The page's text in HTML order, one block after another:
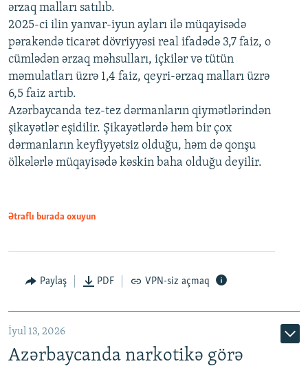
ərzaq malları satılıb.
2025-ci ilin yanvar-iyun ayları ilə müqayisədə
pərakəndə ticarət dövriyyəsi real ifadədə 3,7 faiz, o
cümlədən ərzaq məhsulları, içkilər və tütün
məmulatları üzrə 1,4 faiz, qeyri-ərzaq malları üzrə
6,5 faiz artıb.
Azərbaycanda tez-tez dərmanların qiymətlərindən
şikayətlər eşidilir. Şikayətlərdə həm bir çox
dərmanların keyfiyyətsiz olduğu, həm də qonşu
ölkələrlə müqayisədə kəskin baha olduğu deyilir.
Ətraflı burada oxuyun
Paylaş PDF VPN-siz açmaq
İyul 13, 2026
Azərbaycanda narkotikə görə